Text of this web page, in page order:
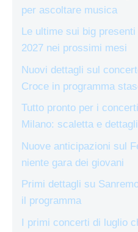
per ascoltare musica
Le ultime sui big
2027 nei prossimi mesi
Nuovi dettagli sul
Croce in programma
Tutto pronto per i
Milano: scaletta e dettagli
Nuove anticipazioni sul
niente gara dei giovani
Primi dettagli su
il programma
I primi concerti di luglio